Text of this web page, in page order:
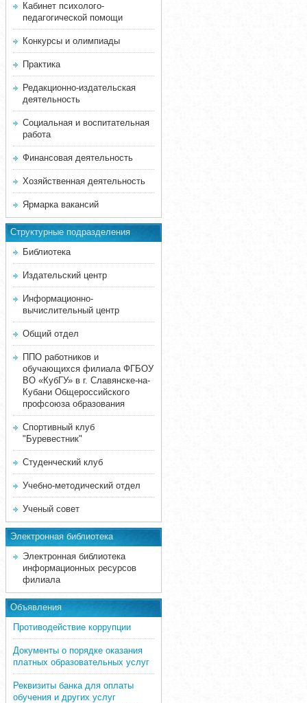
Кабинет психолого-
педагогической помощи
Конкурсы и олимпиады
Практика
Редакционно-издательская
деятельность
Социальная и воспитательная
работа
Финансовая деятельность
Хозяйственная деятельность
Ярмарка вакансий
Структурные подразделения
Библиотека
Издательский центр
Информационно-
вычислительный центр
Общий отдел
ППО работников и
обучающихся филиала ФГБОУ
ВО «КубГУ» в г. Славянске-на-
Кубани Общероссийского
профсоюза образования
Спортивный клуб
"Буревестник"
Студенческий клуб
Учебно-методический отдел
Ученый совет
Электронная библиотека
Электронная библиотека
информационных ресурсов
филиала
Объявления
Противодействие коррупции
Документы о порядке оказания
платных образовательных услуг
Реквизиты банка для оплаты
обучения и других услуг